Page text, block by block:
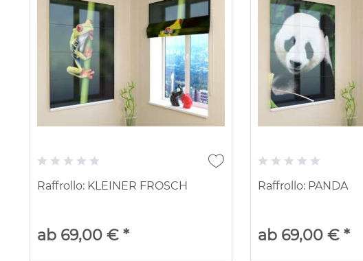
Raffrollo: KLEINER FROSCH
ab 69,00 € *
Raffrollo: PANDA
ab 69,00 € *